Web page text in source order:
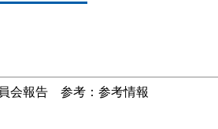
会報告 参考：参考情報